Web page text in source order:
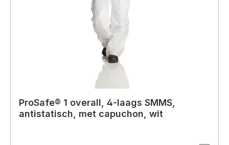
ProSafe® 1 overall, 4-laags SMMS,
antistatisch, met capuchon, wit